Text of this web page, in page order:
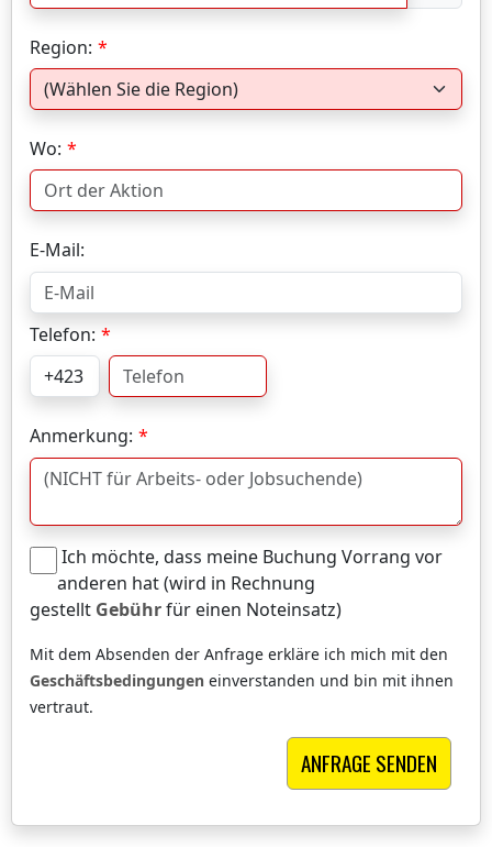
Region:
Wo:
E-Mail:
Telefon:
Anmerkung:
Ich möchte, dass meine Buchung Vorrang vor
anderen hat (wird in Rechnung
gestellt Gebührfür einen Noteinsatz)
Mit dem Absenden der Anfrage erkläre ich mich mit den
Geschäftsbedingungen einverstanden und bin mit ihnen
vertraut.